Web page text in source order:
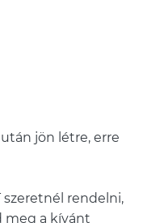
jön létre, erre
szeretnél rendelni,
meg a kívánt